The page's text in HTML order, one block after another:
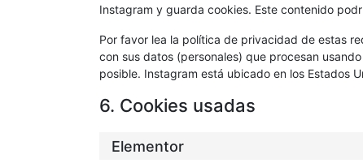
Instagram y guarda cookies. Este contenido
Por favor lea la política de privacidad de estas
con sus datos (personales) que procesan
posible. Instagram está ubicado en los Estados
6. Cookies usadas
Elementor